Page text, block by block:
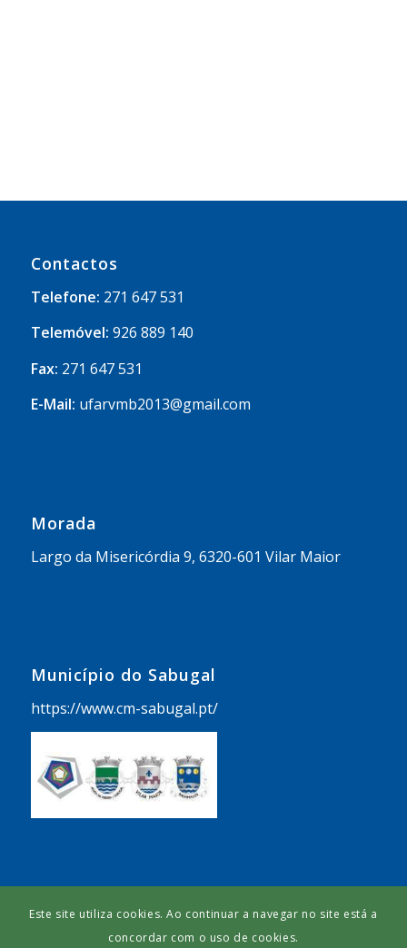
Contactos
Telefone: 271 647 531
Telemóvel: 926 889 140
Fax: 271 647 531
E-Mail: ufarvmb2013@gmail.com
Morada
Largo da Misericórdia 9, 6320-601 Vilar Maior
Município do Sabugal
https://www.cm-sabugal.pt/
União de Freguesias de Aldeia da Ribeira Vilar Maior e
Este site utiliza cookies. Ao continuar a navegar no site está a
concordar com o uso de cookies.